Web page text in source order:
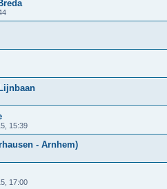
15:39
- Arnhem)
17:00